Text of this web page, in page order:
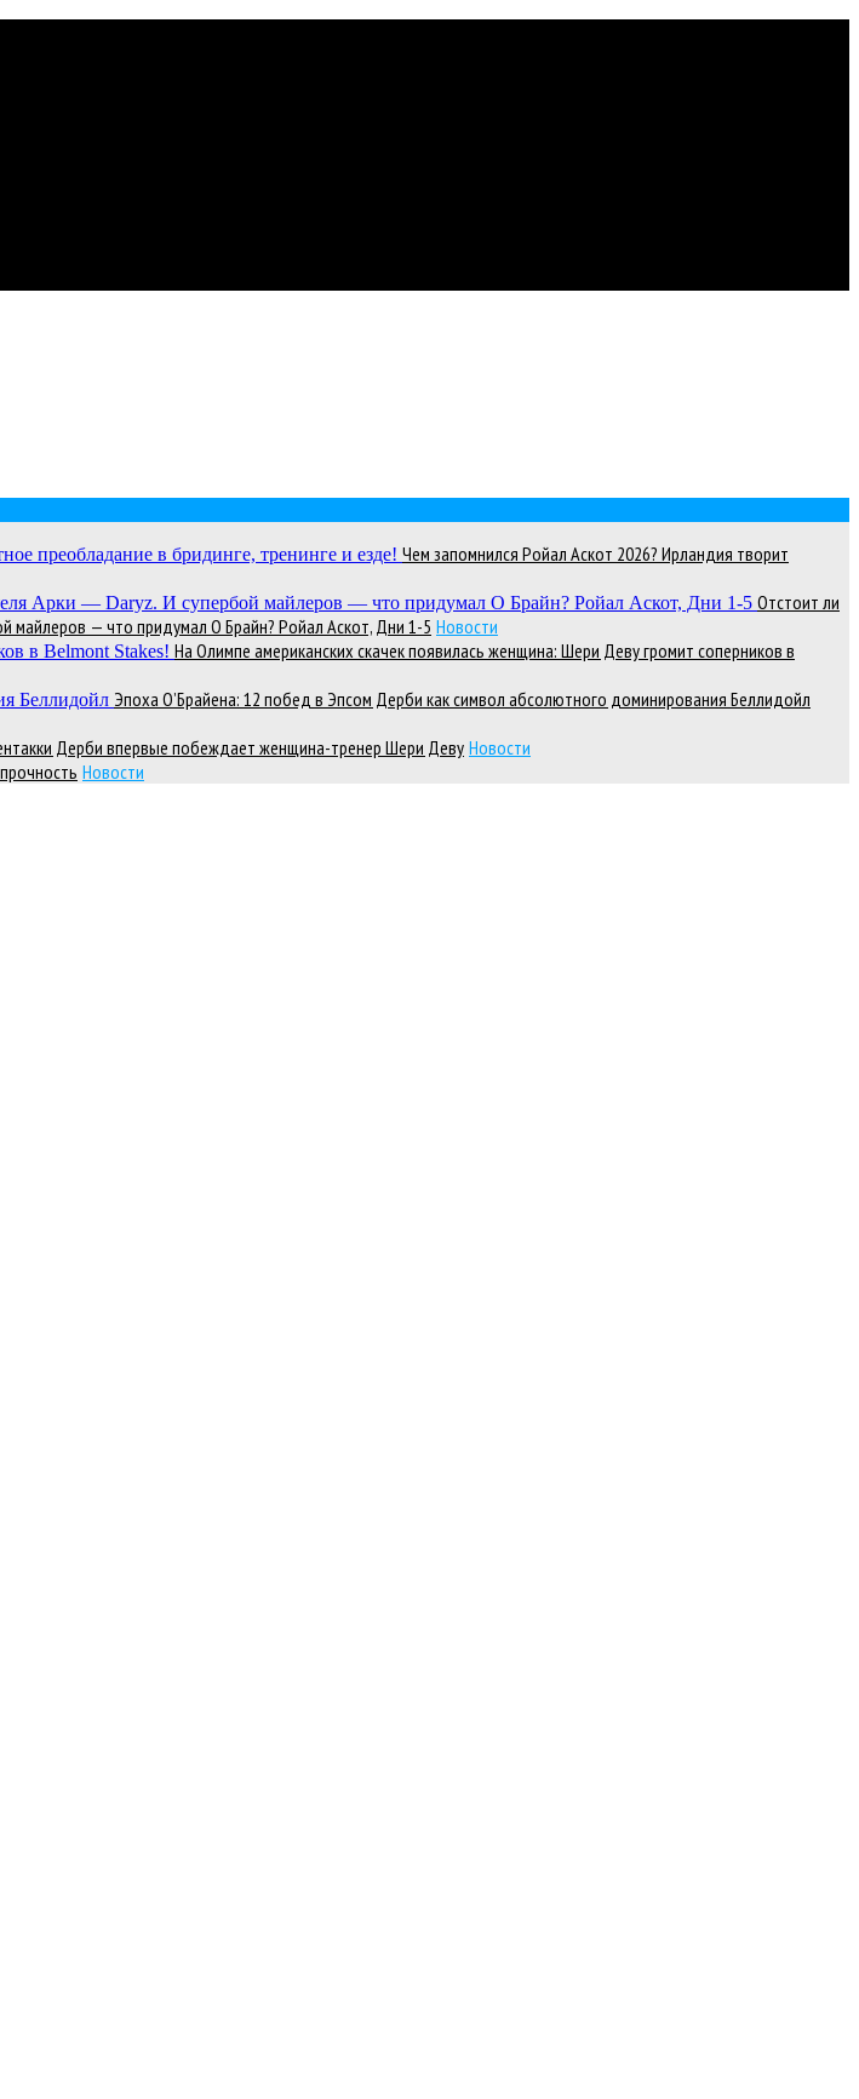
Чем запомнился Ройал Аскот 2026? Ирландия творит
Отстоит ли
майлеров — что придумал О Брайн? Ройал Аскот, Дни 1-5 Новости
На Олимпе американских скачек появилась женщина: Шери Деву громит соперников в
Эпоха О’Брайена: 12 побед в Эпсом Дерби как символ абсолютного доминирования Беллидойл
Дерби впервые побеждает женщина-тренер Шери Деву Новости
Новости